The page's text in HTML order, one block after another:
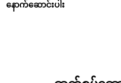
နောက်ဆောင်းပါး